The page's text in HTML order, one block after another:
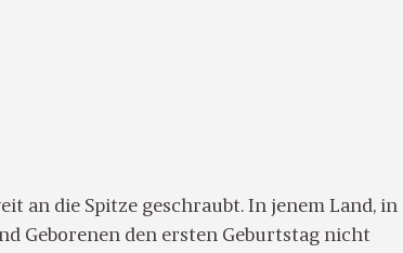
an die Spitze geschraubt. In jenem Land, in
Geborenen den ersten Geburtstag nicht